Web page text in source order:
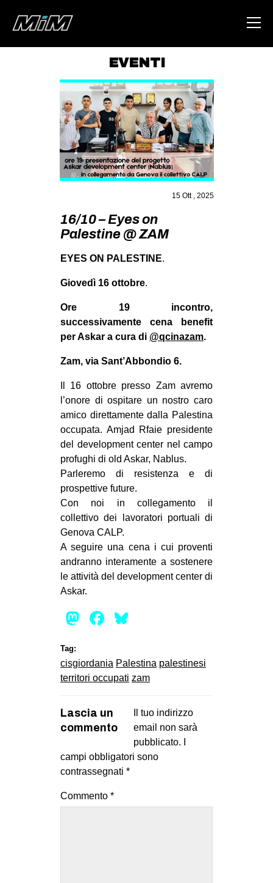
ABOUT
AREA
DEGENERAZIONE
GAZA FREESTYLE
CSOA LAMBRETTA
MSM
STUDENTI TSUNAMI
ZAM
MILANO
MOBILITAZIONI
SPAZI
SPORT POPOLARE
AMBIENTE
ANTIFASCISMO
DIRITTO ALL’ABITARE
MIGRAZIONI
PRECARIATO
REPRESSIONE
STUDENTI
CULTURE
ARTE
MANIFESTI
RECENSIONI
AFRICA
AMERICHE
ESTREMO ORIENTE
EUROPA
MEDIO ORIENTE
EVENTI
15 Ott , 2025
16/10 – Eyes on
Palestine @ ZAM
EYES ON PALESTINE.
Giovedì 16 ottobre.
Ore 19 incontro,
successivamente cena benefit
per Askar a cura di @qcinazam.
Zam, via Sant’Abbondio 6.
Il 16 ottobre presso Zam avremo
l’onore di ospitare un nostro caro
amico direttamente dalla Palestina
occupata. Amjad Rfaie presidente
del development center nel campo
profughi di old Askar, Nablus.
Parleremo di resistenza e di
prospettive future.
Con noi in collegamento il
collettivo dei lavoratori portuali di
Genova CALP.
A seguire una cena i cui proventi
andranno interamente a sostenere
le attività del development center di
Askar.
Mastodon
Facebook
Tag:
cisgiordania Palestina palestinesi
territori occupati zam
Lascia un
commento
Il tuo indirizzo
email non sarà
pubblicato.
campi obbligatori sono
contrassegnati *
Commento *